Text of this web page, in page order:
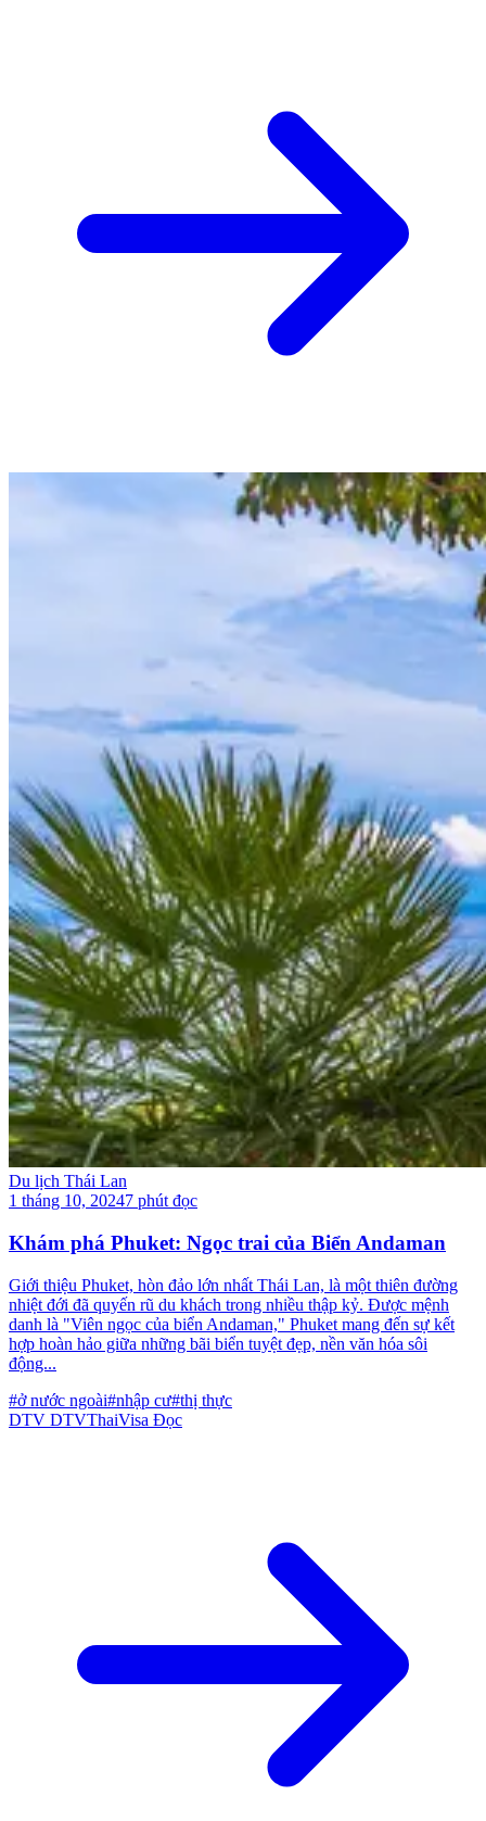
Du lịch Thái Lan
1 tháng 10, 20247 phút đọc
Khám phá Phuket: Ngọc trai của Biển Andaman
Giới thiệu Phuket, hòn đảo lớn nhất Thái Lan, là một thiên đường
nhiệt đới đã quyến rũ du khách trong nhiều thập kỷ. Được mệnh
danh là "Viên ngọc của biển Andaman," Phuket mang đến sự kết
hợp hoàn hảo giữa những bãi biển tuyệt đẹp, nền văn hóa sôi
động...
#ở nước ngoài#nhập cư#thị thực
DTV DTVThaiVisa Đọc